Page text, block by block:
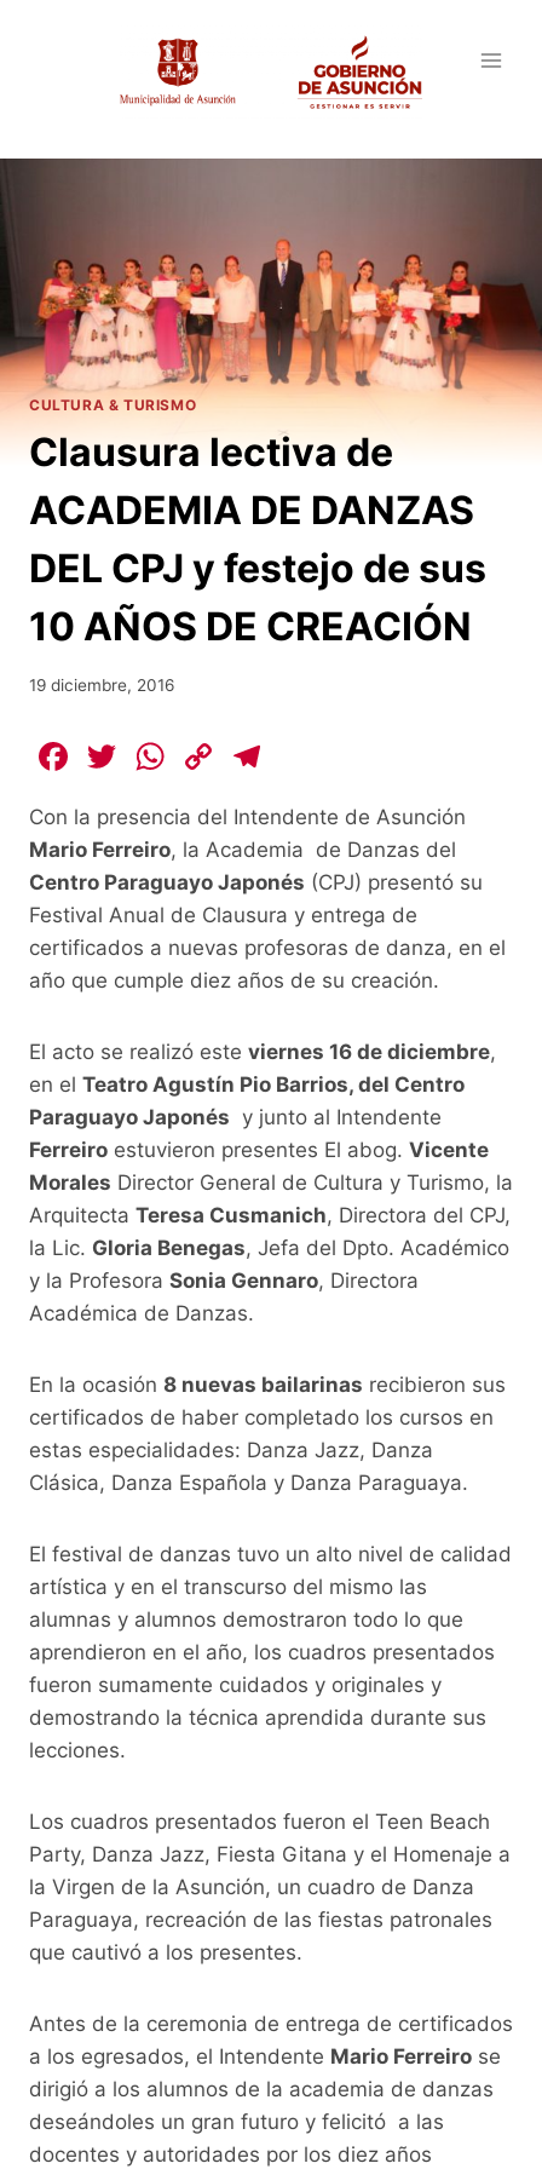
CULTURA & TURISMO
Clausura lectiva de
ACADEMIA DE DANZAS
DEL CPJ y festejo de sus
10 AÑOS DE CREACIÓN
19 diciembre, 2016
F
c
e
b
o
o
T
itt
er
W
at
s
A
p
p
C
p
y
Li
n
k
e
gr
a
m
Con la presencia del Intendente de Asunción
Mario Ferreiro, la Academia de Danzas del
Centro Paraguayo Japonés (CPJ) presentó su
Festival Anual de Clausura y entrega de
certificados a nuevas profesoras de danza, en el
año que cumple diez años de su creación.
El acto se realizó este viernes 16 de diciembre,
en el Teatro Agustín Pio Barrios, del Centro
Paraguayo Japonés y junto al Intendente
Ferreiro estuvieron presentes El abog. Vicente
Morales Director General de Cultura y Turismo, la
Arquitecta Teresa Cusmanich, Directora del CPJ,
la Lic. Gloria Benegas, Jefa del Dpto. Académico
y la Profesora Sonia Gennaro, Directora
Académica de Danzas.
En la ocasión 8 nuevas bailarinas recibieron sus
certificados de haber completado los cursos en
estas especialidades: Danza Jazz, Danza
Clásica, Danza Española y Danza Paraguaya.
El festival de danzas tuvo un alto nivel de calidad
artística y en el transcurso del mismo las
alumnas y alumnos demostraron todo lo que
aprendieron en el año, los cuadros presentados
fueron sumamente cuidados y originales y
demostrando la técnica aprendida durante sus
lecciones.
Los cuadros presentados fueron el Teen Beach
Party, Danza Jazz, Fiesta Gitana y el Homenaje a
la Virgen de la Asunción, un cuadro de Danza
Paraguaya, recreación de las fiestas patronales
que cautivó a los presentes.
Antes de la ceremonia de entrega de certificados
a los egresados, el Intendente Mario Ferreiro se
dirigió a los alumnos de la academia de danzas
deseándoles un gran futuro y felicitó a las
docentes y autoridades por los diez años